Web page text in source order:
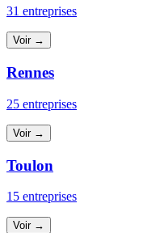
31 entreprises
Voir →
Rennes
25 entreprises
Voir →
Toulon
15 entreprises
Voir →